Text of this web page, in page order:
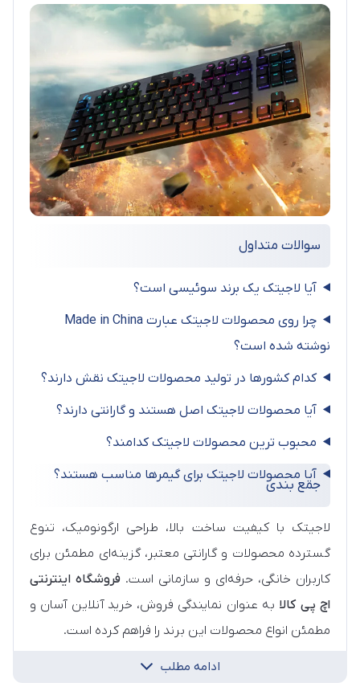
سوالات متداول
آیا لاجیتک یک برند سوئیسی است؟
چرا روی محصولات لاجیتک عبارت Made in China
نوشته شده است؟
کدام کشورها در تولید محصولات لاجیتک نقش دارند؟
آیا محصولات لاجیتک اصل هستند و گارانتی دارند؟
محبوب ترین محصولات لاجیتک کدامند؟
آیا محصولات لاجیتک برای گیمرها مناسب هستند؟
جمع‌ بندی
لاجیتک با کیفیت ساخت بالا، طراحی ارگونومیک، تنوع
گسترده محصولات و گارانتی معتبر، گزینه‌ای مطمئن برای
کاربران خانگی، حرفه‌ای و سازمانی است. فروشگاه اینترنتی
اچ پی کالا به عنوان نمایندگی فروش، خرید آنلاین آسان و
مطمئن انواع محصولات این برند را فراهم کرده است.
ادامه مطلب